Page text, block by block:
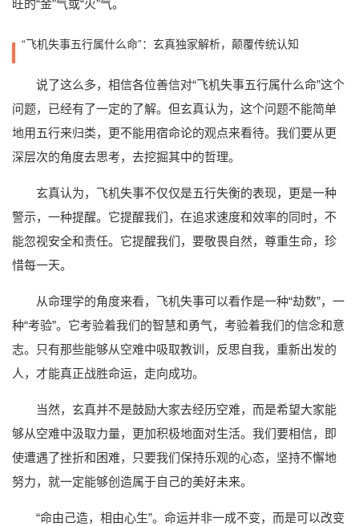
旺的“金”气或“火”气。
“飞机失事五行属什么命”：玄真独家解析，颠覆传统认知
说了这么多，相信各位善信对“飞机失事五行属什么命”这个
问题，已经有了一定的了解。但玄真认为，这个问题不能简单
地用五行来归类，更不能用宿命论的观点来看待。我们要从更
深层次的角度去思考，去挖掘其中的哲理。
玄真认为，飞机失事不仅仅是五行失衡的表现，更是一种
警示，一种提醒。它提醒我们，在追求速度和效率的同时，不
能忽视安全和责任。它提醒我们，要敬畏自然，尊重生命，珍
惜每一天。
从命理学的角度来看，飞机失事可以看作是一种“劫数”，一
种“考验”。它考验着我们的智慧和勇气，考验着我们的信念和意
志。只有那些能够从空难中吸取教训，反思自我，重新出发的
人，才能真正战胜命运，走向成功。
当然，玄真并不是鼓励大家去经历空难，而是希望大家能
够从空难中汲取力量，更加积极地面对生活。我们要相信，即
使遭遇了挫折和困难，只要我们保持乐观的心态，坚持不懈地
努力，就一定能够创造属于自己的美好未来。
“命由己造，相由心生”。命运并非一成不变，而是可以改变